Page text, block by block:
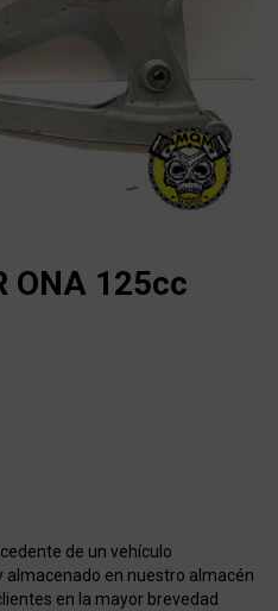
ONA 125cc
de un vehículo
en nuestro almacén
en la mayor brevedad